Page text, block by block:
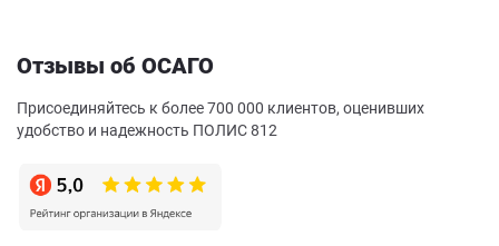
Отзывы об ОСАГО
Присоединяйтесь к более 700 000 клиентов, оценивших
удобство и надежность ПОЛИС 812